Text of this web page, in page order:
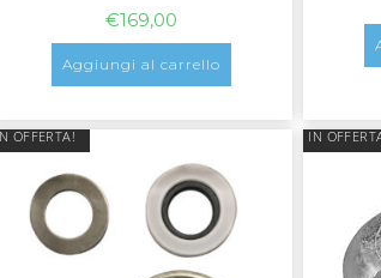
€169,00
Aggiungi al carrello
OFFERTA! IN